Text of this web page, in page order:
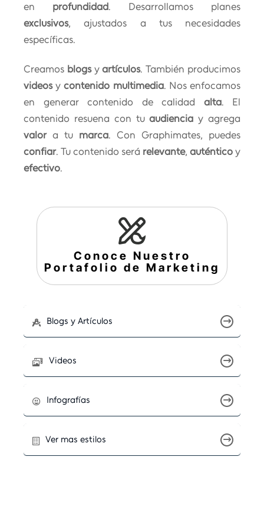
en profundidad. Desarrollamos planes
exclusivos, ajustados a tus necesidades
específicas.
Creamos blogsyartículos. También producimos
videosycontenido multimedia. Nos enfocamos
en generar contenido de calidad alta. El
contenido resuena con tuaudiencia y agrega
valora tu marca. Con Graphimates, puedes
confiar. Tu contenido será relevante, auténtico y
efectivo.
Conoce Nuestro
Portafolio de Marketing
Blogs y Artículos
Videos
Infografías
Ver mas estilos